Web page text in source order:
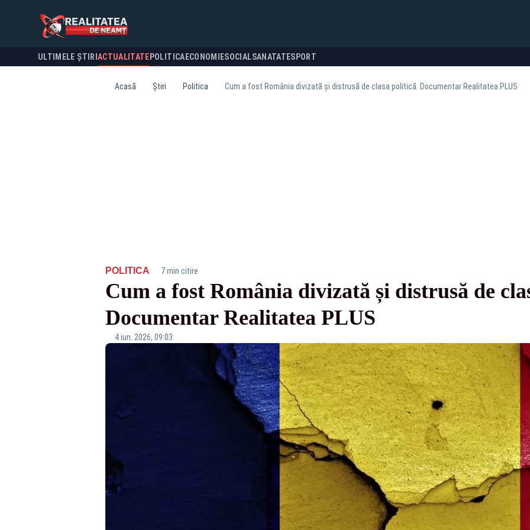
ULTIMELE ȘTIRI ACTUALITATE POLITICA ECONOMIESOCIALSANATATESPORT
Acasă Știri Politica Cum a fost România divizată și distrusă de clasa politică. Documentar Realitatea PLUS
POLITICA· 7 min citire
Cum a fost România divizată și distrusă de
Documentar Realitatea PLUS
4 iun. 2026, 09:03